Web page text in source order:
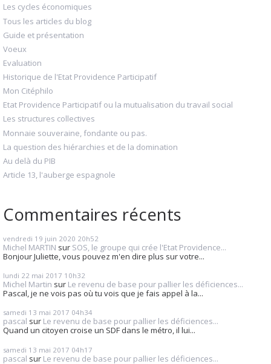
Les cycles économiques
Tous les articles du blog
Guide et présentation
Voeux
Evaluation
Historique de l'Etat Providence Participatif
Mon Citéphilo
Etat Providence Participatif ou la mutualisation du travail social
Les structures collectives
Monnaie souveraine, fondante ou pas.
La question des hiérarchies et de la domination
Au delà du PIB
Article 13, l'auberge espagnole
Commentaires récents
vendredi 19 juin 2020 20h52
Michel MARTIN sur SOS, le groupe qui crée l'Etat Providence...
Bonjour Juliette, vous pouvez m'en dire plus sur votre...
lundi 22 mai 2017 10h32
Michel Martin sur Le revenu de base pour pallier les déficiences...
Pascal, je ne vois pas où tu vois que je fais appel à la...
samedi 13 mai 2017 04h34
pascal sur Le revenu de base pour pallier les déficiences...
Quand un citoyen croise un SDF dans le métro, il lui...
samedi 13 mai 2017 04h17
pascal sur Le revenu de base pour pallier les déficiences...